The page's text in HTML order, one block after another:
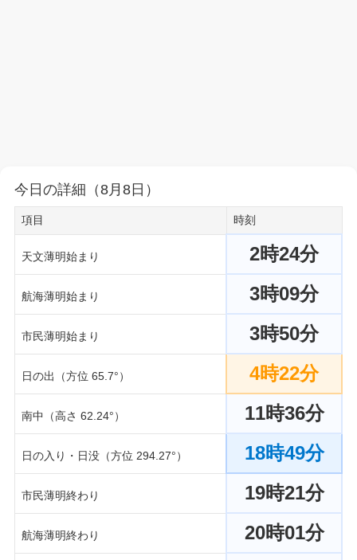
今日の詳細（8月8日）
項目 時刻
天文薄明始まり 2時24分
航海薄明始まり 3時09分
市民薄明始まり 3時50分
日の出（方位 65.7°） 4時22分
南中（高さ 62.24°） 11時36分
日の入り・日没（方位 294.27°） 18時49分
市民薄明終わり 19時21分
航海薄明終わり 20時01分